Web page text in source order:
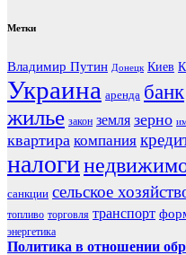
Метки
Владимир Путин Донецк Киев
Украина аренда банк
жилье закон земля зерно
квартира компания
налоги
санкции сельское
топливо торговля транспорт
энергетика
Политика в отношении